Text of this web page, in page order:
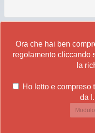
Ora che hai ben
regolamento cliccando
la
Ho letto e compreso
da